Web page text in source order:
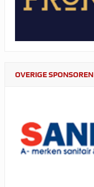
OVERIGE SPONSOREN